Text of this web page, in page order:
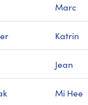
Marc
Katrin
Jean
Mi Hee